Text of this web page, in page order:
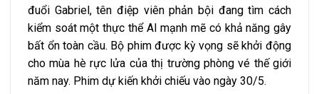
đuổi Gabriel, tên điệp viên phản bội đang tìm cách
kiểm soát một thực thể AI mạnh mẽ có khả năng gây
bất ổn toàn cầu. Bộ phim được kỳ vọng sẽ khởi động
cho mùa hè rực lửa của thị trường phòng vé thế giới
năm nay. Phim dự kiến khởi chiếu vào ngày 30/5.